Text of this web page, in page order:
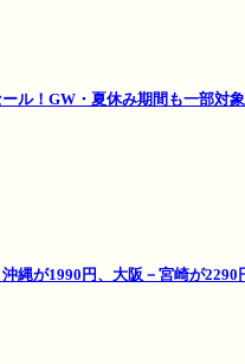
ル！GW・夏休み期間も一部対象
縄が1990円、大阪－宮崎が2290